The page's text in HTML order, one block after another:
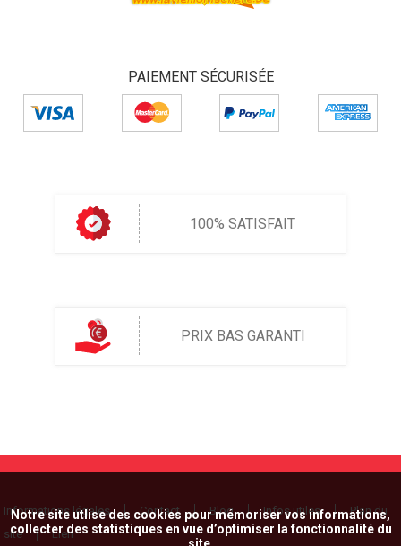
PAIEMENT SÉCURISÉE
100% SATISFAIT
PRIX BAS GARANTI
Informations légales Contact Blog Infos utiles
Plan du
site
Lien
Notre site utlise des cookies pour mémoriser vos informations,
collecter des statistiques en vue d’optimiser la fonctionnalité du